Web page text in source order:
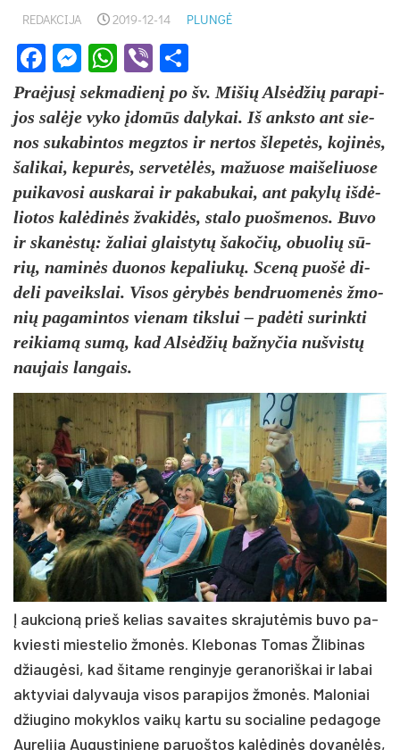
REDAKCIJA 2019-12-14 PLUNGĖ
Facebook
Messenger
WhatsApp
Viber
Praė­ju­sį sek­ma­die­nį po šv. Mi­šių Al­sė­džių pa­ra­pi­
jos sa­lė­je vy­ko įdo­mūs da­ly­kai. Iš anks­to ant sie­
nos su­ka­bin­tos megz­tos ir ner­tos šle­pe­tės, ko­ji­nės,
ša­li­kai, ke­pu­rės, ser­ve­tė­lės, ma­žuo­se mai­še­liuo­se
pui­ka­vo­si aus­ka­rai ir pa­ka­bu­kai, ant pa­ky­lų iš­dė­
lio­tos ka­lė­di­nės žva­ki­dės, sta­lo puoš­me­nos. Bu­vo
ir ska­nės­tų: ža­liai glais­ty­tų ša­ko­čių, obuo­lių sū­
rių, na­mi­nės duo­nos ke­pa­liu­kų. Sce­ną puo­šė di­
de­li pa­veiks­lai. Vi­sos gė­ry­bės bend­ruo­me­nės žmo­
nių pa­ga­min­tos vie­nam tiks­lui – pa­dė­ti su­rink­ti
rei­kia­mą su­mą, kad Al­sė­džių baž­ny­čia nu­švis­tų
nau­jais lan­gais.
Į auk­cio­ną prieš ke­lias sa­vai­tes skra­ju­tė­mis bu­vo pa­
kvies­ti mies­te­lio žmo­nės. Kle­bo­nas To­mas Žli­bi­nas
džiau­gė­si, kad ši­ta­me ren­gi­ny­je ge­ra­no­riš­kai ir la­bai
ak­ty­viai da­ly­vau­ja vi­sos pa­ra­pi­jos žmo­nės. Ma­lo­niai
džiu­gi­no mo­kyk­los vai­kų kar­tu su so­cia­li­ne pe­da­go­ge
Au­re­li­ja Au­gus­ti­nie­ne pa­ruoš­tos ka­lė­di­nės do­va­nė­lės,